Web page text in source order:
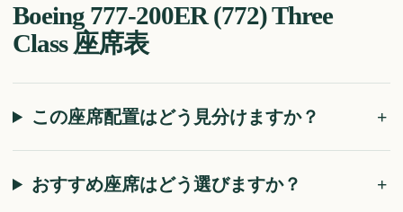
Boeing 777-200ER (772) Three
Class 座席表
この座席配置はどう見分けますか？
おすすめ座席はどう選びますか？